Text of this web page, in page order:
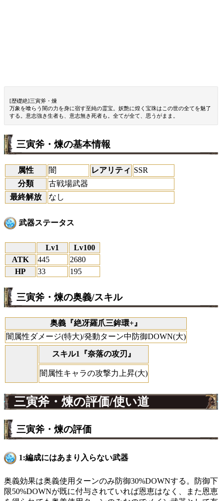
[歴礎絶]三寅斧・煉
万象を喰らう闇の力を身に宿す至純の霊宝。妖艶に煌く宝珠はこの世の全てを魅了
する。意志強き生者も、意志無き死者も。全てが全て、思うがまま。
三寅斧・煉の基本情報
属性 闇 レアリティ SSR
分類
古戦場武器
最終解放
なし
武器ステータス
Lv1
Lv100
ATK
445
2680
HP
33 195
三寅斧・煉の奥義/スキル
奥義『絶冴羅爪三鉾環+』
闇属性ダメージ(特大)/発動ターン中防御DOWN(大)
スキル1『奈落の攻刃』
闇属性キャラの攻撃力上昇(大)
三寅斧・煉の評価/使い道
三寅斧・煉の評価
1:編成にはあまり入らない武器
奥義効果は奥義使用ターンのみ防御30%DOWNする。防御下
限50%DOWNが既に付与されていれば恩恵はなく、また恩恵